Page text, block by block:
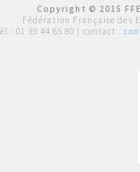
Copyright © 2015
Fédération Française des
: 01 39 44 65 80 | contact :